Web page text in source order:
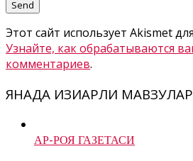
Этот сайт использует Akismet
Узнайте, как обрабатываются
комментариев.
ЯНАДА ҚИЗИҚАРЛИ МАВЗУЛАР
АР-РОЯ ГАЗЕТАСИ